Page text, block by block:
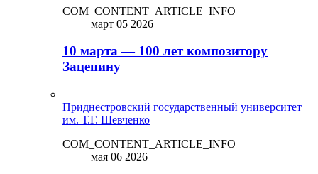
COM_CONTENT_ARTICLE_INFO
март 05 2026
10 марта — 100 лет композитору
Зацепину
Приднестровский государственный университет
им. Т.Г. Шевченко
COM_CONTENT_ARTICLE_INFO
мая 06 2026